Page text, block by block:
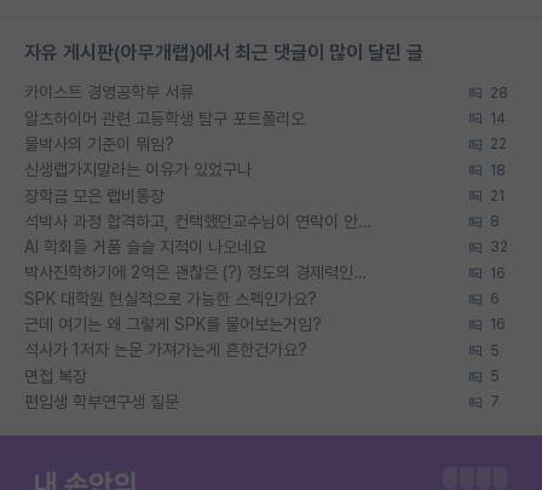
자유 게시판(아무개랩)에서 최근 댓글이 많이 달린 글
카이스트 경영공학부 서류 28
알츠하이머 관련 고등학생 탐구 포트폴리오 14
물박사의 기준이 뭐임? 22
신생랩가지말라는 이유가 있었구나 18
장학금 모은 랩비통장 21
석박사 과정 합격하고, 컨택했던교수님이 연락이 안됩니다... 8
AI 학회들 거품 슬슬 지적이 나오네요 32
박사진학하기에 2억은 괜찮은 (?) 정도의 경제력인가요 16
SPK 대학원 현실적으로 가능한 스펙인가요? 6
근데 여기는 왜 그렇게 SPK를 물어보는거임? 16
석사가 1저자 논문 가져가는게 흔한건가요? 5
면접 복장 5
편입생 학부연구생 질문 7